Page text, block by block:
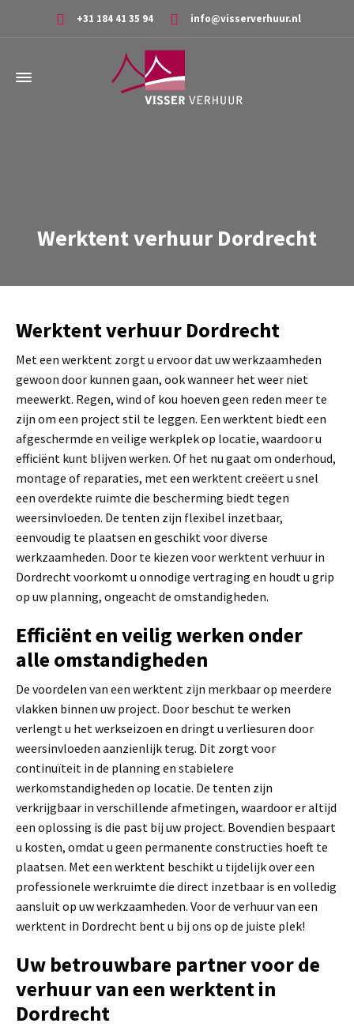
+31 184 41 35 94 info@visserverhuur.nl
Werktent verhuur Dordrecht
Werktent verhuur Dordrecht
Met een werktent zorgt u ervoor dat uw werkzaamheden
gewoon door kunnen gaan, ook wanneer het weer niet
meewerkt. Regen, wind of kou hoeven geen reden meer te
zijn om een project stil te leggen. Een werktent biedt een
afgeschermde en veilige werkplek op locatie, waardoor u
efficiënt kunt blijven werken. Of het nu gaat om onderhoud,
montage of reparaties, met een werktent creëert u snel
een overdekte ruimte die bescherming biedt tegen
weersinvloeden. De tenten zijn flexibel inzetbaar,
eenvoudig te plaatsen en geschikt voor diverse
werkzaamheden. Door te kiezen voor werktent verhuur in
Dordrecht voorkomt u onnodige vertraging en houdt u grip
op uw planning, ongeacht de omstandigheden.
Efficiënt en veilig werken onder
alle omstandigheden
De voordelen van een werktent zijn merkbaar op meerdere
vlakken binnen uw project. Door beschut te werken
verlengt u het werkseizoen en dringt u verliesuren door
weersinvloeden aanzienlijk terug. Dit zorgt voor
continuïteit in de planning en stabielere
werkomstandigheden op locatie. De tenten zijn
verkrijgbaar in verschillende afmetingen, waardoor er altijd
een oplossing is die past bij uw project. Bovendien bespaart
u kosten, omdat u geen permanente constructies hoeft te
plaatsen. Met een werktent beschikt u tijdelijk over een
professionele werkruimte die direct inzetbaar is en volledig
aansluit op uw werkzaamheden. Voor de verhuur van een
werktent in Dordrecht bent u bij ons op de juiste plek!
Uw betrouwbare partner voor de
verhuur van een werktent in
Dordrecht